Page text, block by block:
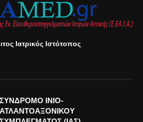
Ιατρικός Ιστότοπος
ΣΥΝΔΡΟΜΟ ΙΝΙΟ-
ΑΤΛΑΝΤΟΑΞΟΝΙΚΟΥ